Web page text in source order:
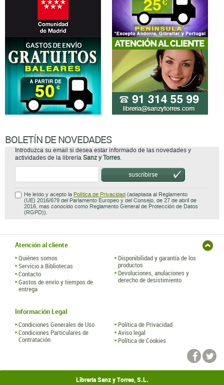
BOLETÍN DE NOVEDADES
Introduzca su email si desea estar informado de las novedades y
actividades de la librería Sanz y Torres.
suscribirse
He leído y acepto la Política de Privacidad (adaptada al Reglamento
(UE) 2016/679 del Parlamento Europeo y del Consejo, de 27 de abril de
2016, mas conocido como Reglamento General de Protección de Datos
(RGPD)).
Atención al cliente
Quiénes somos
Servicio a Bibliotecas
Contacto
Gastos de envío y tiempos de
entrega
Disponibilidad y garantía de los
productos
Devoluciones, anulaciones y
derecho de desistimiento
Información Legal
Condiciones Generales de Uso
Condiciones Particulares de
Contratación
Política de Privacidad
Aviso legal
Política de Cookies
Librería Sanz y Torres, S.L.